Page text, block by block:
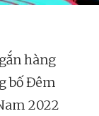
hàng
bố Đêm
2022